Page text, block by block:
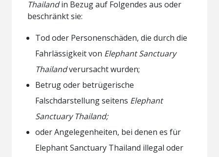
Thailandin Bezug auf Folgendes aus oder
beschränkt sie:
Tod oder Personenschäden, die durch die
Fahrlässigkeit von Elephant Sanctuary
Thailandverursacht wurden;
Betrug oder betrügerische
Falschdarstellung seitens Elephant
Sanctuary Thailand;
oder Angelegenheiten, bei denen es für
Elephant Sanctuary Thailand illegal oder